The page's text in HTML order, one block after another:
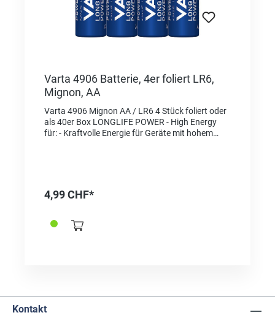
Varta 4906 Batterie, 4er foliert LR6,
Mignon, AA
Varta 4906 Mignon AA / LR6 4 Stück foliert oder
als 40er Box LONGLIFE POWER - High Energy
für: - Kraftvolle Energie für Geräte mit hohem
2625001
4,99 CHF*
Kontakt